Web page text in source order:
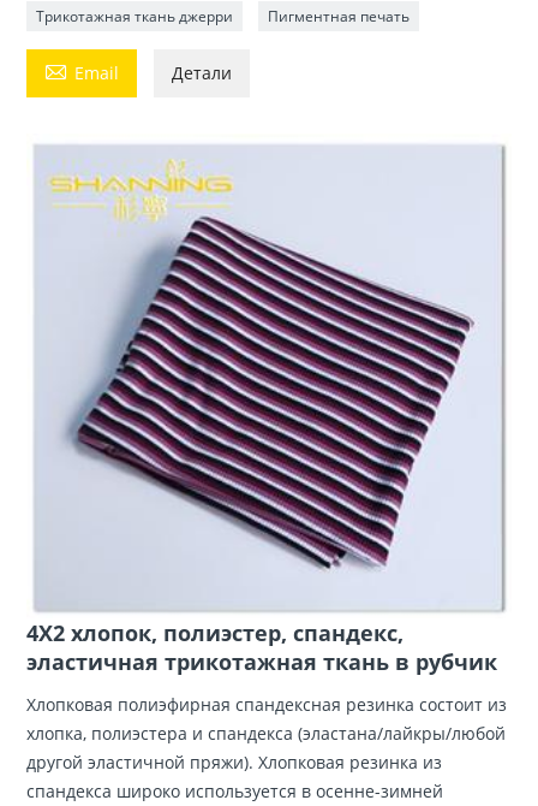
Трикотажная ткань джерри Пигментная печать
 Email Детали
4X2 хлопок, полиэстер, спандекс,
эластичная трикотажная ткань в рубчик
Хлопковая полиэфирная спандексная резинка состоит из
хлопка, полиэстера и спандекса (эластана/лайкры/любой
другой эластичной пряжи). Хлопковая резинка из
спандекса широко используется в осенне-зимней